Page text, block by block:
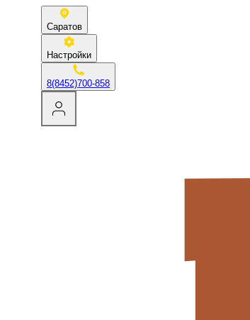
Саратов
Настройки
8(8452)700-858